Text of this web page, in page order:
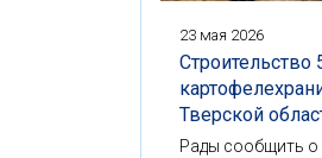
23 мая 2026
Строительство
Тверской
Рады сообщить о